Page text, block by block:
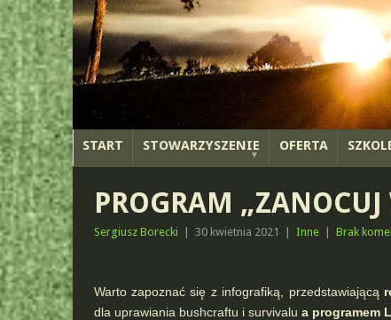
START STOWARZYSZENIE OFERTA
PROGRAM
Sergiusz Borecki 30 kwietnia 2021 Inne Brak
Warto zapoznać się z infografiką, przedstawiającą
dla uprawiania bushcraftu i survivalu a programem